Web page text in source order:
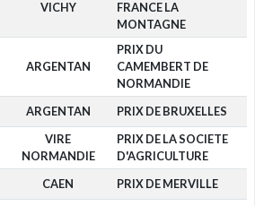
VICHY
FRANCE LA
MONTAGNE
ARGENTAN
PRIX DU
CAMEMBERT DE
NORMANDIE
ARGENTAN PRIX DE BRUXELLES
VIRE
NORMANDIE
PRIX DE LA SOCIETE
D'AGRICULTURE
CAEN PRIX DE MERVILLE